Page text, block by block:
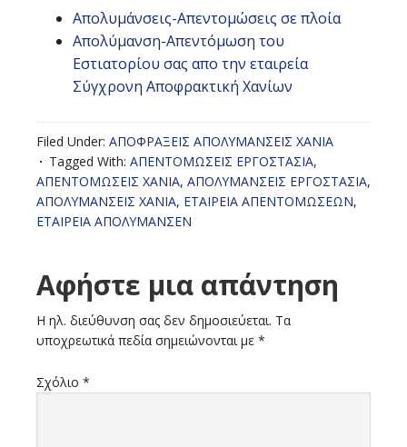
Απολυμάνσεις-Απεντομώσεις σε πλοία
Απολύμανση-Απεντόμωση του
Εστιατορίου σας απο την εταιρεία
Σύγχρονη Αποφρακτική Χανίων
Filed Under: ΑΠΟΦΡΑΞΕΙΣ ΑΠΟΛΥΜΑΝΣΕΙΣ ΧΑΝΙΑ
Tagged With: ΑΠΕΝΤΟΜΩΣΕΙΣ ΕΡΓΟΣΤΑΣΙΑ,
ΑΠΕΝΤΟΜΩΣΕΙΣ ΧΑΝΙΑ, ΑΠΟΛΥΜΑΝΣΕΙΣ ΕΡΓΟΣΤΑΣΙΑ,
ΑΠΟΛΥΜΑΝΣΕΙΣ ΧΑΝΙΑ, ΕΤΑΙΡΕΙΑ ΑΠΕΝΤΟΜΩΣΕΩΝ,
ΕΤΑΙΡΕΙΑ ΑΠΟΛΥΜΑΝΣΕΝ
Reader
Interactions
Αφήστε μια απάντηση
Η ηλ. διεύθυνση σας δεν δημοσιεύεται. Τα
υποχρεωτικά πεδία σημειώνονται με *
Σχόλιο *